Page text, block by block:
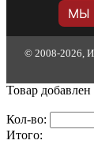
МЫ
© 2008-2026,
Товар добавлен
Кол-во:
Итого: